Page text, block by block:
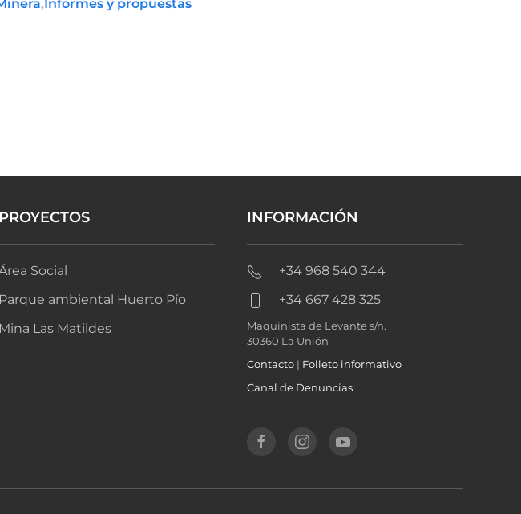
,Informes y propuestas
PROYECTOS
Social
Parque ambiental Huerto Pío
Mina Las Matildes
INFORMACIÓN
+34 968 540 344
+34 667 428 325
Maquinista de Levante s/n.
30360 La Unión
Contacto | Folleto informativo
Canal de Denuncias